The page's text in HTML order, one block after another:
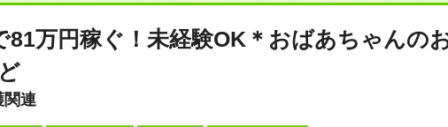
81万円稼ぐ！未経験OK＊おばあちゃんの
関連